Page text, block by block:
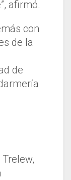
afirmó.
con
de la
de